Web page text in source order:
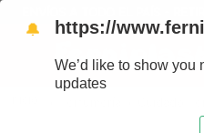
🔔 https://
We’d like to show you
updates